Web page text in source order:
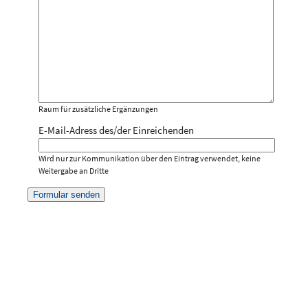
Raum für zusätzliche Ergänzungen
E-Mail-Adress des/der Einreichenden
Wird nur zur Kommunikation über den Eintrag verwendet, keine
Weitergabe an Dritte
Formular senden